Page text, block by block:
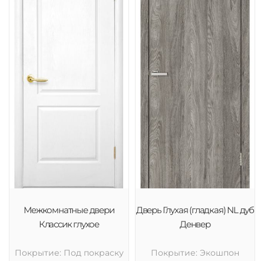
Межкомнатные двери
Классик глухое
Покрытие: Под покраску
Дверь Глухая (гладкая) NL дуб
Денвер
Покрытие: Экошпон